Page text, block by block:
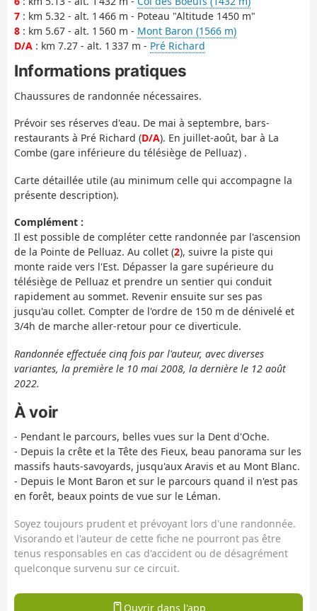
7 : km 5.32 - alt. 1 466 m - Poteau "Altitude 1450 m"
8 : km 5.67 - alt. 1 560 m - Mont Baron (1566 m)
D/A : km 7.27 - alt. 1 337 m - Pré Richard
Informations pratiques
Chaussures de randonnée nécessaires.
Prévoir ses réserves d'eau. De mai à septembre, bars-
restaurants à Pré Richard (D/A). En juillet-août, bar à La
Combe (gare inférieure du télésiège de Pelluaz) .
Carte détaillée utile (au minimum celle qui accompagne la
présente description).
Complément :
Il est possible de compléter cette randonnée par l'ascension
de la Pointe de Pelluaz. Au collet (2), suivre la piste qui
monte raide vers l'Est. Dépasser la gare supérieure du
télésiège de Pelluaz et prendre un sentier qui conduit
rapidement au sommet. Revenir ensuite sur ses pas
jusqu'au collet. Compter de l'ordre de 150 m de dénivelé et
3/4h de marche aller-retour pour ce diverticule.
Randonnée effectuée cinq fois par l'auteur, avec diverses
variantes, la première le 10 mai 2008, la dernière le 12 août
2022.
À voir
- Pendant le parcours, belles vues sur la Dent d'Oche.
- Depuis la crête et la Tête des Fieux, beau panorama sur les
massifs hauts-savoyards, jusqu'aux Aravis et au Mont Blanc.
- Depuis le Mont Baron et sur le parcours quand il n'est pas
en forêt, beaux points de vue sur le Léman.
Soyez toujours prudent et prévoyant lors d'une randonnée.
Visorando et l'auteur de cette fiche ne pourront pas être
tenus responsables en cas d'accident ou de désagrément
quelconque survenu sur ce circuit.
Ouvrir dans l'app